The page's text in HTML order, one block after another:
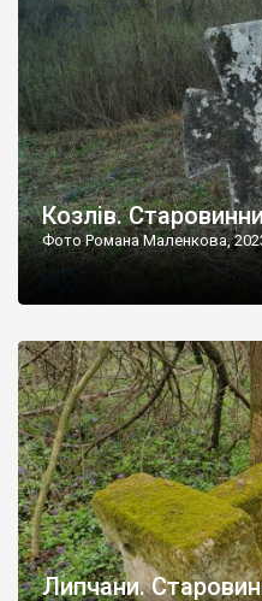
Козлів.
Фото Романа Маленкова,
Липчани.